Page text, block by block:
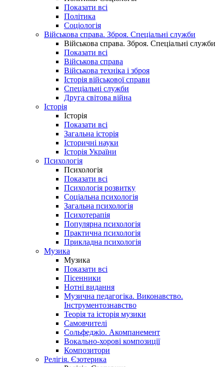
Показати всі
Політика
Соціологія
Військова справа. Зброя. Спеціальні служби
Військова справа. Зброя. Спеціальні служби
Показати всі
Військова справа
Військова техніка і зброя
Історія військової справи
Спеціальні служби
Друга світова війна
Історія
Історія
Показати всі
Загальна історія
Історичні науки
Історія України
Психологія
Психологія
Показати всі
Психологія розвитку
Соціальна психологія
Загальна психологія
Психотерапія
Популярна психологія
Практична психологія
Прикладна психологія
Музика
Музика
Показати всі
Пісенники
Нотні видання
Музична педагогіка. Виконавство.
Інструментознавство
Теорія та історія музики
Самовчителі
Сольфеджіо. Акомпанемент
Вокально-хорові композиції
Композитори
Релігія. Єзотерика